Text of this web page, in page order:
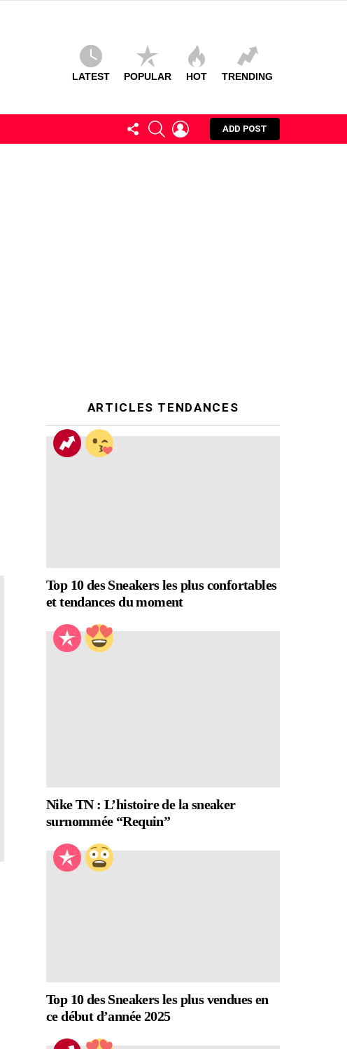
LATEST POPULAR HOT TRENDING
FOLLOW
US
SEARCHLOGIN
ADD POST
ARTICLES TENDANCES
Top 10 des Sneakers les plus confortables
et tendances du moment
Nike TN : L’histoire de la sneaker
surnommée “Requin”
Top 10 des Sneakers les plus vendues en
ce début d’année 2025